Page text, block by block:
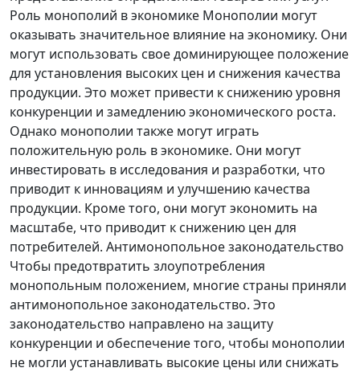
Роль монополий в экономике Монополии могут
оказывать значительное влияние на экономику. Они
могут использовать свое доминирующее положение
для установления высоких цен и снижения качества
продукции. Это может привести к снижению уровня
конкуренции и замедлению экономического роста.
Однако монополии также могут играть
положительную роль в экономике. Они могут
инвестировать в исследования и разработки, что
приводит к инновациям и улучшению качества
продукции. Кроме того, они могут экономить на
масштабе, что приводит к снижению цен для
потребителей. Антимонопольное законодательство
Чтобы предотвратить злоупотребления
монопольным положением, многие страны приняли
антимонопольное законодательство. Это
законодательство направлено на защиту
конкуренции и обеспечение того, чтобы монополии
не могли устанавливать высокие цены или снижать